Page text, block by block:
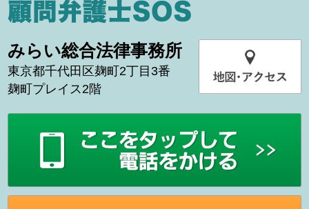
みらい総合法律事務所
東京都千代田区麹町2丁目3番
麹町プレイス2階